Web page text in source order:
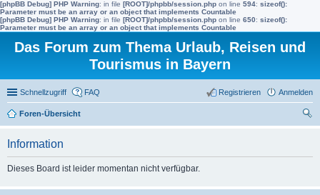
[phpBB Debug] PHP Warning: in file [ROOT]/phpbb/session.php on line 594: sizeof():
Parameter must be an array or an object that implements Countable
[phpBB Debug] PHP Warning: in file [ROOT]/phpbb/session.php on line 650: sizeof():
Parameter must be an array or an object that implements Countable
Das Forum zum Thema Urlaub, Reisen und
Tourismus in Bayern
Schnellzugriff FAQ Anmelden
Registrieren
Foren-Übersicht
Information
Dieses Board ist leider momentan nicht verfügbar.